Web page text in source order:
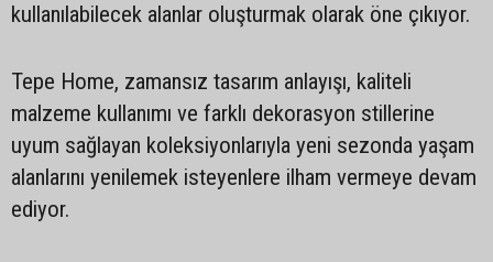
kullanılabilecek alanlar oluşturmak olarak öne çıkıyor.
Tepe Home, zamansız tasarım anlayışı, kaliteli
malzeme kullanımı ve farklı dekorasyon stillerine
uyum sağlayan koleksiyonlarıyla yeni sezonda yaşam
alanlarını yenilemek isteyenlere ilham vermeye devam
ediyor.